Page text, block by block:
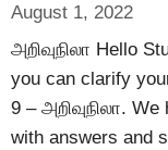
August 1, 2022
அறிவுநிலா Hello
you can clarify
9 – அறிவுநிலா.
with answers and